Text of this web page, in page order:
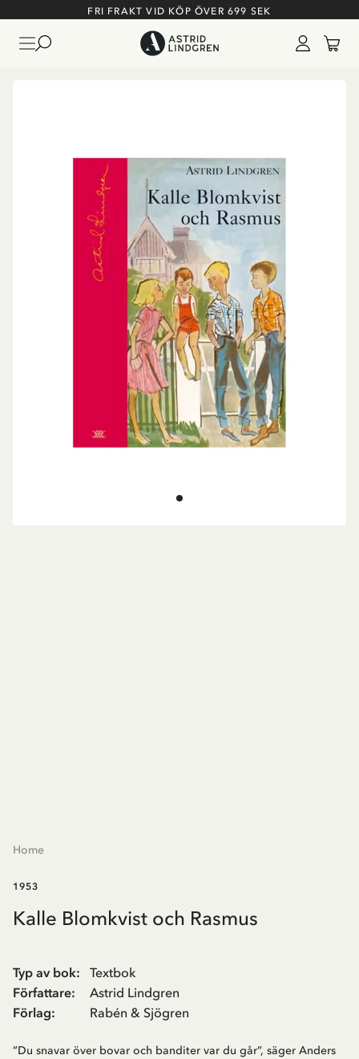
FRI FRAKT VID KÖP ÖVER 699 SEK
Home
1953
Kalle Blomkvist och Rasmus
Typ av bok:
Textbok
Författare:
Astrid Lindgren
Förlag: Rabén & Sjögren
”Du snavar över bovar och banditer var du går”, säger Anders